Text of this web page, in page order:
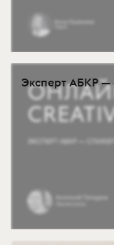
Эксперт АБКР —